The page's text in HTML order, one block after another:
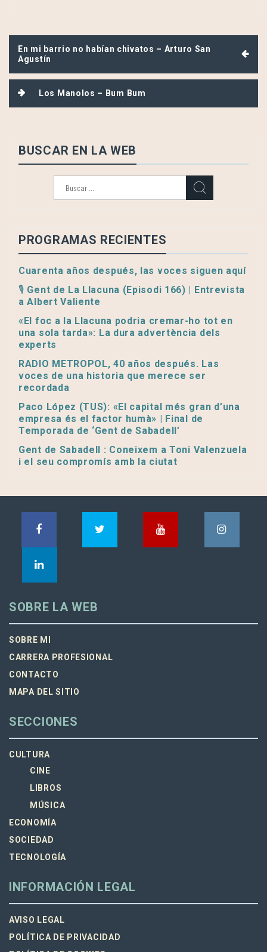
Navegación
de
entradas
En mi barrio no habían chivatos – Arturo San
Agustín
Los Manolos – Bum Bum
BUSCAR EN LA WEB
PROGRAMAS RECIENTES
Cuarenta años después, las voces siguen aquí
🎙️ Gent de La Llacuna (Episodi 166) | Entrevista
a Albert Valiente
«El foc a la Llacuna podria cremar-ho tot en
una sola tarda»: La dura advertència dels
experts
RADIO METROPOL, 40 años después. Las
voces de una historia que merece ser
recordada
Paco López (TUS): «El capital més gran d’una
empresa és el factor humà» | Final de
Temporada de ‘Gent de Sabadell’
Gent de Sabadell : Coneixem a Toni Valenzuela
i el seu compromís amb la ciutat
SOBRE LA WEB
SOBRE MI
CARRERA PROFESIONAL
CONTACTO
MAPA DEL SITIO
SECCIONES
CULTURA
CINE
LIBROS
MÚSICA
ECONOMÍA
SOCIEDAD
TECNOLOGÍA
INFORMACIÓN LEGAL
AVISO LEGAL
POLÍTICA DE PRIVACIDAD